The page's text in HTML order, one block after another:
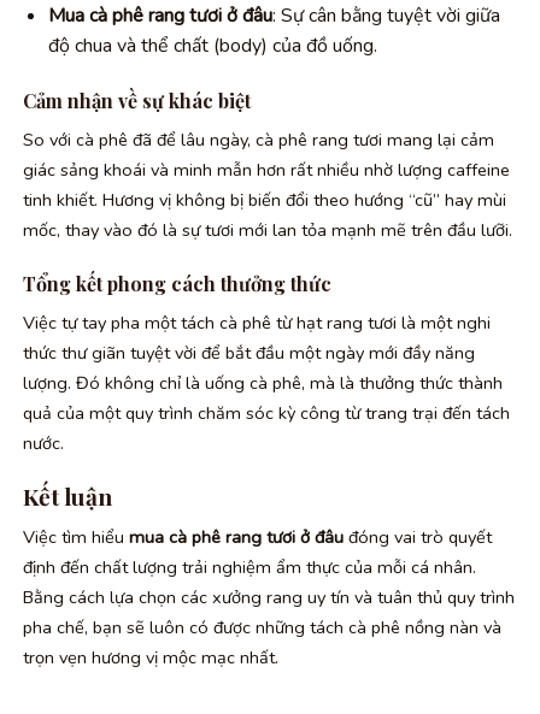
Mua cà phê rang tươi ở đâu: Sự cân bằng tuyệt vời giữa
độ chua và thể chất (body) của đồ uống.
Cảm nhận về sự khác biệt
So với cà phê đã để lâu ngày, cà phê rang tươi mang lại cảm
giác sảng khoái và minh mẫn hơn rất nhiều nhờ lượng caffeine
tinh khiết. Hương vị không bị biến đổi theo hướng “cũ” hay mùi
mốc, thay vào đó là sự tươi mới lan tỏa mạnh mẽ trên đầu lưỡi.
Tổng kết phong cách thưởng thức
Việc tự tay pha một tách cà phê từ hạt rang tươi là một nghi
thức thư giãn tuyệt vời để bắt đầu một ngày mới đầy năng
lượng. Đó không chỉ là uống cà phê, mà là thưởng thức thành
quả của một quy trình chăm sóc kỳ công từ trang trại đến tách
nước.
Kết luận
Việc tìm hiểu mua cà phê rang tươi ở đâu đóng vai trò quyết
định đến chất lượng trải nghiệm ẩm thực của mỗi cá nhân.
Bằng cách lựa chọn các xưởng rang uy tín và tuân thủ quy trình
pha chế, bạn sẽ luôn có được những tách cà phê nồng nàn và
trọn vẹn hương vị mộc mạc nhất.